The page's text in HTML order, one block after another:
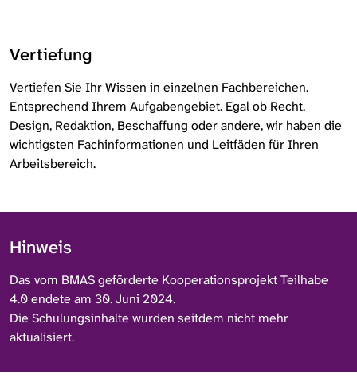
Vertiefung
Vertiefen Sie Ihr Wissen in einzelnen Fachbereichen.
Entsprechend Ihrem Aufgabengebiet. Egal ob Recht,
Design, Redaktion, Beschaffung oder andere, wir haben die
wichtigsten Fachinformationen und Leitfäden für Ihren
Arbeitsbereich.
Hinweis
Das vom BMAS geförderte Kooperationsprojekt Teilhabe
4.0 endete am 30. Juni 2024.
Die Schulungsinhalte wurden seitdem nicht mehr
aktualisiert.